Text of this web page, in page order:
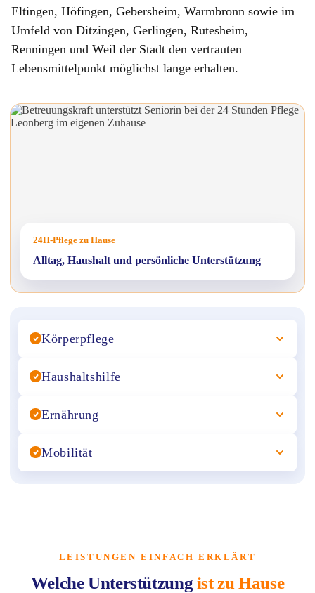
Eltingen, Höfingen, Gebersheim, Warmbronn sowie im
Umfeld von Ditzingen, Gerlingen, Rutesheim,
Renningen und Weil der Stadt den vertrauten
Lebensmittelpunkt möglichst lange erhalten.
24H-Pflege zu Hause
Alltag, Haushalt und persönliche Unterstützung
Körperpflege
Haushaltshilfe
Ernährung
Mobilität
LEISTUNGEN EINFACH ERKLÄRT
Welche Unterstützung ist zu Hause